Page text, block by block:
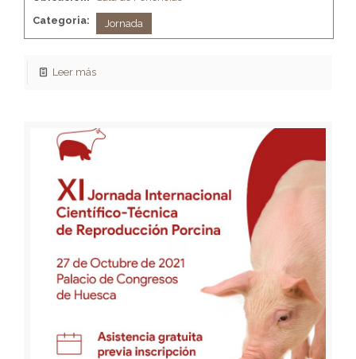
Categoria:
Jornada
Leer más